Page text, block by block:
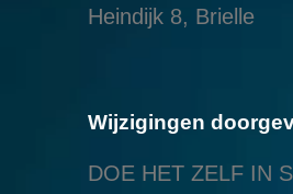
Heindijk 8, Brielle
Wijzigingen
DOE HET ZELF IN